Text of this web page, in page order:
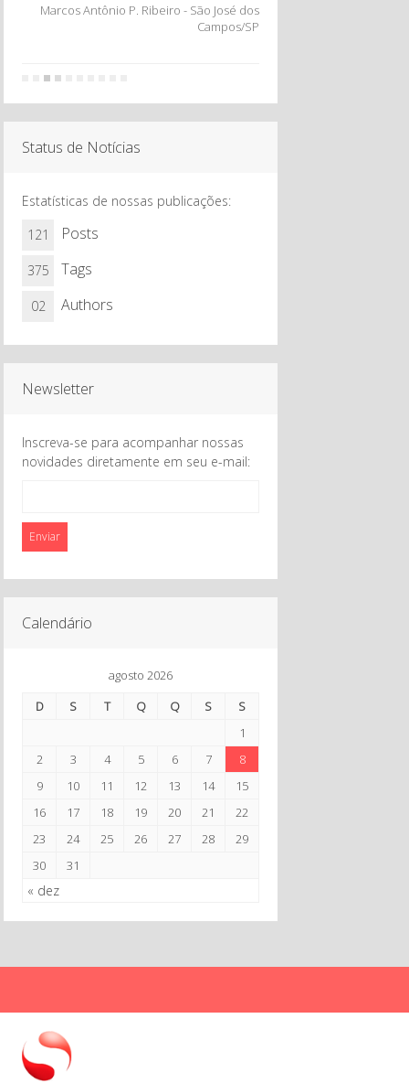
Marcos Antônio P. Ribeiro - São José dos
Campos/SP
Status de Notícias
121
Posts
375 Tags
Authors
Newsletter
Enviar
D
S T Q Q S S
1
2
3 4 5 6 7
8
9
10 11 12 13 14
15
16
17
23